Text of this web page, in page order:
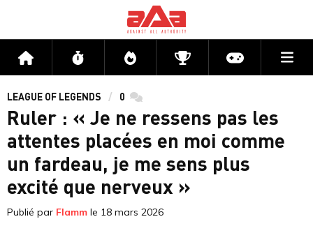
Accueil Flux Directs CompétitionsActu jeux
LEAGUE OF LEGENDS 0 commentaires
Ruler : « Je ne ressens pas les
attentes placées en moi comme
un fardeau, je me sens plus
excité que nerveux »
Publié par Flamm le 18 mars 2026